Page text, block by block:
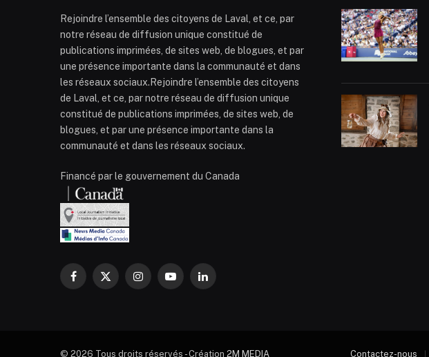
Rejoindre l’ensemble des citoyens de Laval, et ce, par
notre réseau de diffusion unique constitué de
publications imprimées, de sites web, de blogues, et par
une présence importante dans la communauté et dans
les réseaux sociaux.Rejoindre l’ensemble des citoyens
de Laval, et ce, par notre réseau de diffusion unique
constitué de publications imprimées, de sites web, de
blogues, et par une présence importante dans la
communauté et dans les réseaux sociaux.
Financé par le gouvernement du Canada
Facebook
X
InstagramYouTubeLinkedIn
© 2026 Tous droits réservés - Création 2M MEDIA Contactez-nous